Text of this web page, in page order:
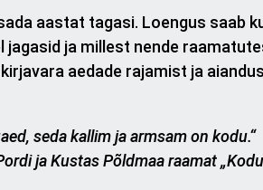
aastat tagasi. Loengus saab
ja millest nende
aedade rajamist ja
seda kallim ja armsam on kodu.“
ja Kustas Põldmaa raamat